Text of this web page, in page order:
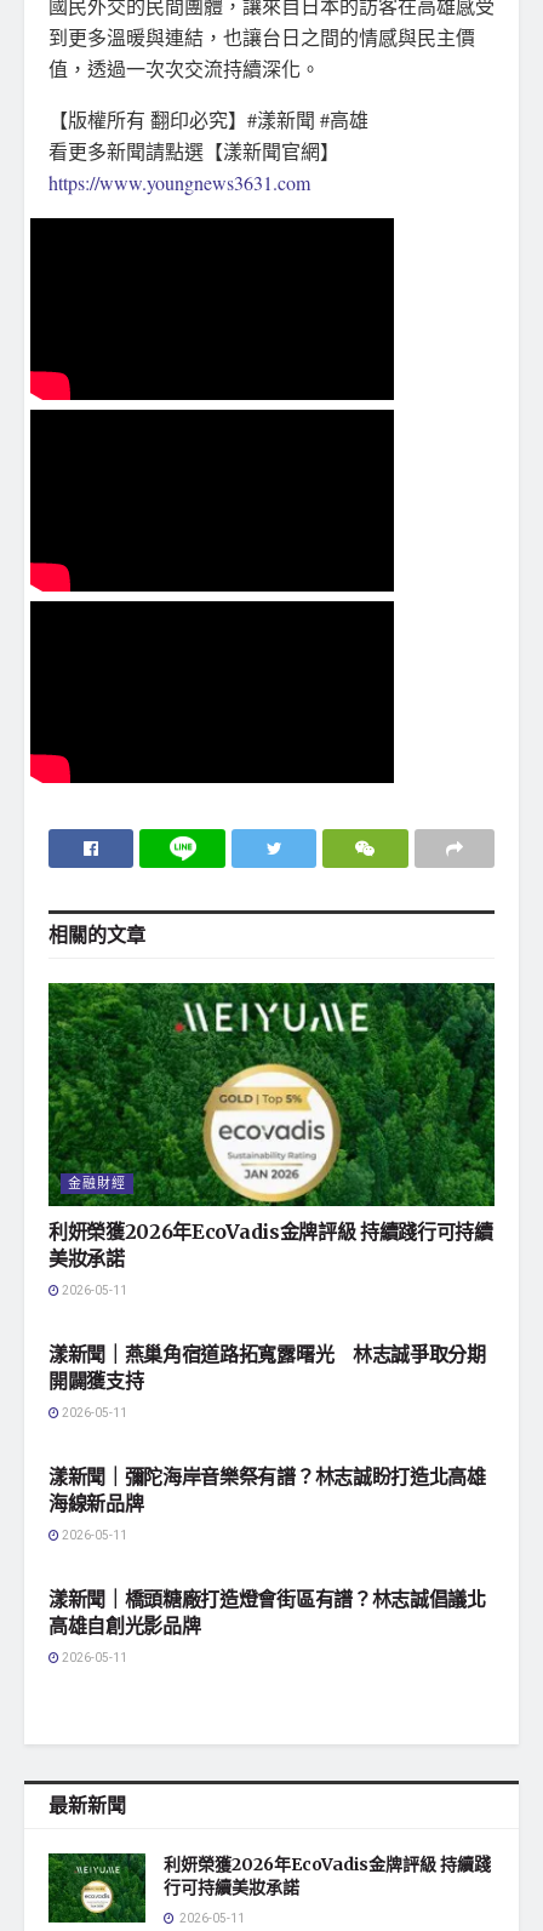
國民外交的民間團體，讓來自日本的訪客在高雄感受
到更多溫暖與連結，也讓台日之間的情感與民主價
值，透過一次次交流持續深化。
【版權所有 翻印必究】#漾新聞 #高雄
看更多新聞請點選【漾新聞官網】
https://www.youngnews3631.com
相關的文章
金融財經
利妍榮獲2026年EcoVadis金牌評級 持續踐行可持續
美妝承諾
2026-05-11
漾新聞｜燕巢角宿道路拓寬露曙光 林志誠爭取分期
開闢獲支持
2026-05-11
漾新聞｜彌陀海岸音樂祭有譜？林志誠盼打造北高雄
海線新品牌
2026-05-11
漾新聞｜橋頭糖廠打造燈會街區有譜？林志誠倡議北
高雄自創光影品牌
2026-05-11
最新新聞
利妍榮獲2026年EcoVadis金牌評級 持續踐
行可持續美妝承諾
2026-05-11